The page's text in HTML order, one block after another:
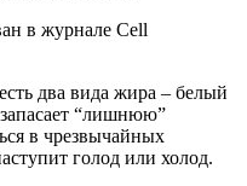
в журнале Cell
два вида жира – белый
“лишнюю”
в чрезвычайных
голод или холод.